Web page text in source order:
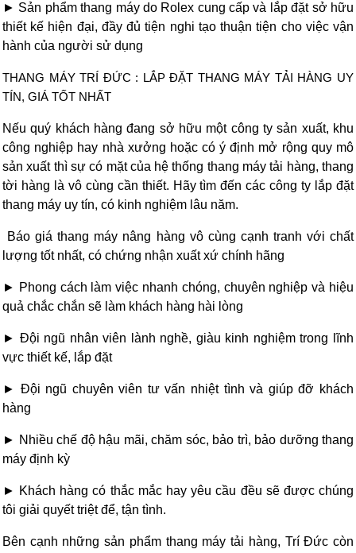
► Sản phẩm thang máy do Rolex cung cấp và lắp đặt sở hữu
thiết kế hiện đại, đầy đủ tiện nghi tạo thuận tiện cho việc vận
hành của người sử dụng
THANG MÁY TRÍ ĐỨC : LẮP ĐẶT THANG MÁY TẢI HÀNG UY
TÍN, GIÁ TỐT NHẤT
Nếu quý khách hàng đang sở hữu một công ty sản xuất, khu
công nghiệp hay nhà xưởng hoặc có ý định mở rộng quy mô
sản xuất thì sự có mặt của hệ thống thang máy tải hàng, thang
tời hàng là vô cùng cần thiết. Hãy tìm đến các công ty lắp đặt
thang máy uy tín, có kinh nghiệm lâu năm.
Báo giá thang máy nâng hàng vô cùng cạnh tranh với chất
lượng tốt nhất, có chứng nhận xuất xứ chính hãng
► Phong cách làm việc nhanh chóng, chuyên nghiệp và hiệu
quả chắc chắn sẽ làm khách hàng hài lòng
► Đội ngũ nhân viên lành nghề, giàu kinh nghiệm trong lĩnh
vực thiết kế, lắp đặt
► Đội ngũ chuyên viên tư vấn nhiệt tình và giúp đỡ khách
hàng
► Nhiều chế độ hậu mãi, chăm sóc, bảo trì, bảo dưỡng thang
máy định kỳ
► Khách hàng có thắc mắc hay yêu cầu đều sẽ được chúng
tôi giải quyết triệt để, tận tình.
Bên cạnh những sản phẩm thang máy tải hàng, Trí Đức còn